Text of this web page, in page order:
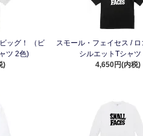
ッグ！ （ビ
ツ 2色)
)
スモール・フェイセス /
シルエットTシャツ
4,650円(内税)